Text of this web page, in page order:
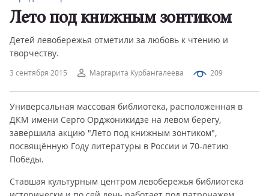
3 сентября 2015 Маргарита Курбангалеева 209
Лето под книжным зонтиком
Детей левобережья отметили за любовь к чтению и
творчеству.
Универсальная массовая библиотека, расположенная в
ДКМ имени Серго Орджоникидзе на левом берегу,
завершила акцию "Лето под книжным зонтиком",
посвящённую Году литературы в России и 70-летию
Победы.
Ставшая культурным центром левобережья библиотека